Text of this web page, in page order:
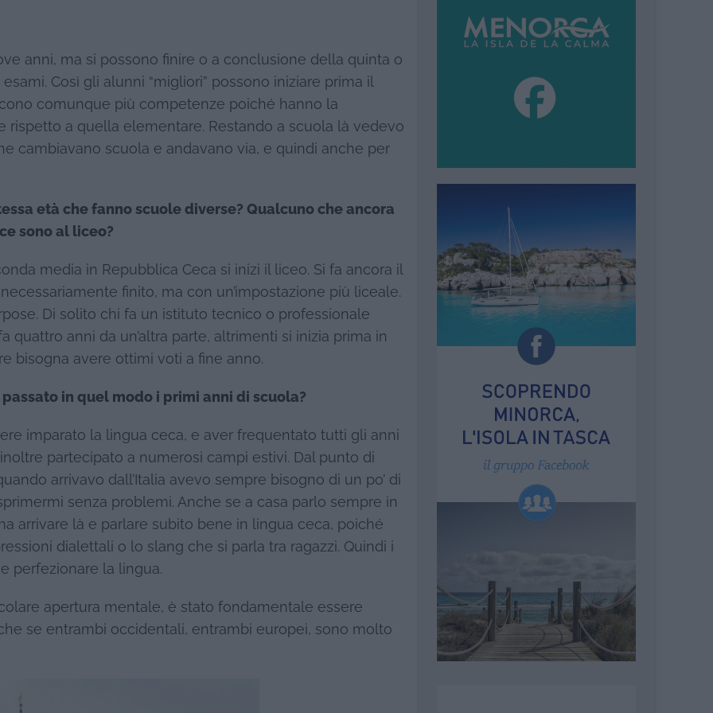
anni, ma si possono finire o a conclusione della quinta o
Così gli alunni “migliori” possono iniziare prima il
comunque più competenze poiché hanno la
rispetto a quella elementare. Restando a scuola là vedevo
cambiavano scuola e andavano via, e quindi anche per
età che fanno scuole diverse? Qualcuno che ancora
sono al liceo?
media in Repubblica Ceca si inizi il liceo. Si fa ancora il
finito, ma con un’impostazione più liceale.
Di solito chi fa un istituto tecnico o professionale
quattro anni da un’altra parte, altrimenti si inizia prima in
bisogna avere ottimi voti a fine anno.
in quel modo i primi anni di scuola?
imparato la lingua ceca, e aver frequentato tutti gli anni
partecipato a numerosi campi estivi. Dal punto di
arrivavo dall’Italia avevo sempre bisogno di un po’ di
senza problemi. Anche se a casa parlo sempre in
arrivare là e parlare subito bene in lingua ceca, poiché
dialettali o lo slang che si parla tra ragazzi. Quindi i
perfezionare la lingua.
apertura mentale, è stato fondamentale essere
se entrambi occidentali, entrambi europei, sono molto